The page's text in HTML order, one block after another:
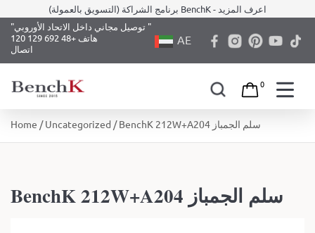
برنامج الشراكة (التسويق بالعمولة) BenchK - اعرف المزيد
"توصيل مجاني داخل الاتحاد الأوروبي "
هاتف +48 692 129 120
اتصال
AE
0
Home /Uncategorized / BenchK 212W+A204 سلم الجمباز
BenchK 212W+A204 سلم الجمباز